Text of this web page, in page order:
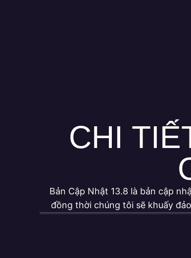
CHI
Bản Cập Nhật 13.8 là bản cập
đồng thời chúng tôi sẽ khuấy